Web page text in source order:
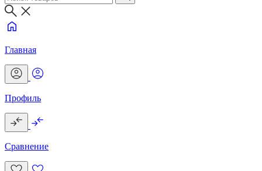
Главная
Профиль
Сравнение